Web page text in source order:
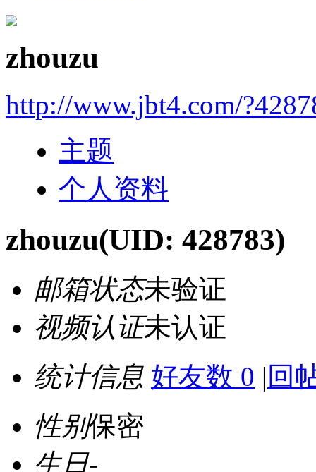
zhouzu
http://www.jbt4.com/
主题
个人资料
zhouzu(UID: 428783)
邮箱状态未验证
视频认证未认证
统计信息 好友数 0 | 回
性别保密
生日-